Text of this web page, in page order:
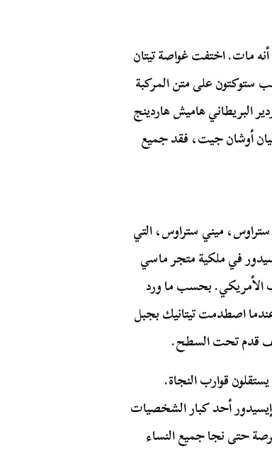
مات. اختفت غواصة تيتان
أكسجين لمدة 96 ساعة. إلى جانب ستوكتون على متن المركبة
البريطاني هاميش هاردينج
أوشان جيت، فقد جميع
ميني ستراوس، التي
في ملكية متجر ماسي
الأمريكي. بحسب ما ورد
اصطدمت تيتانيك بجبل
قوارب النجاة.
أحد كبار الشخصيات
حتى نجا جميع النساء